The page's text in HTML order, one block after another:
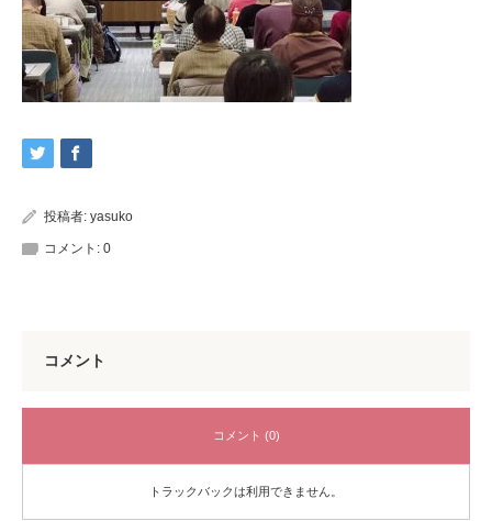
投稿者: yasuko
コメント: 0
コメント
コメント (0)
トラックバックは利用できません。